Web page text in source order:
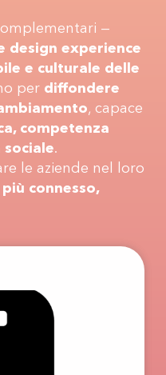
—
design experience
e culturale delle
per diffondere
, capace
competenza
sociale.
le aziende nel loro
più connesso,